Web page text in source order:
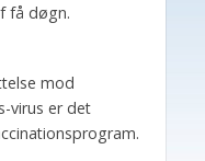
få døgn.
mod
virus er det